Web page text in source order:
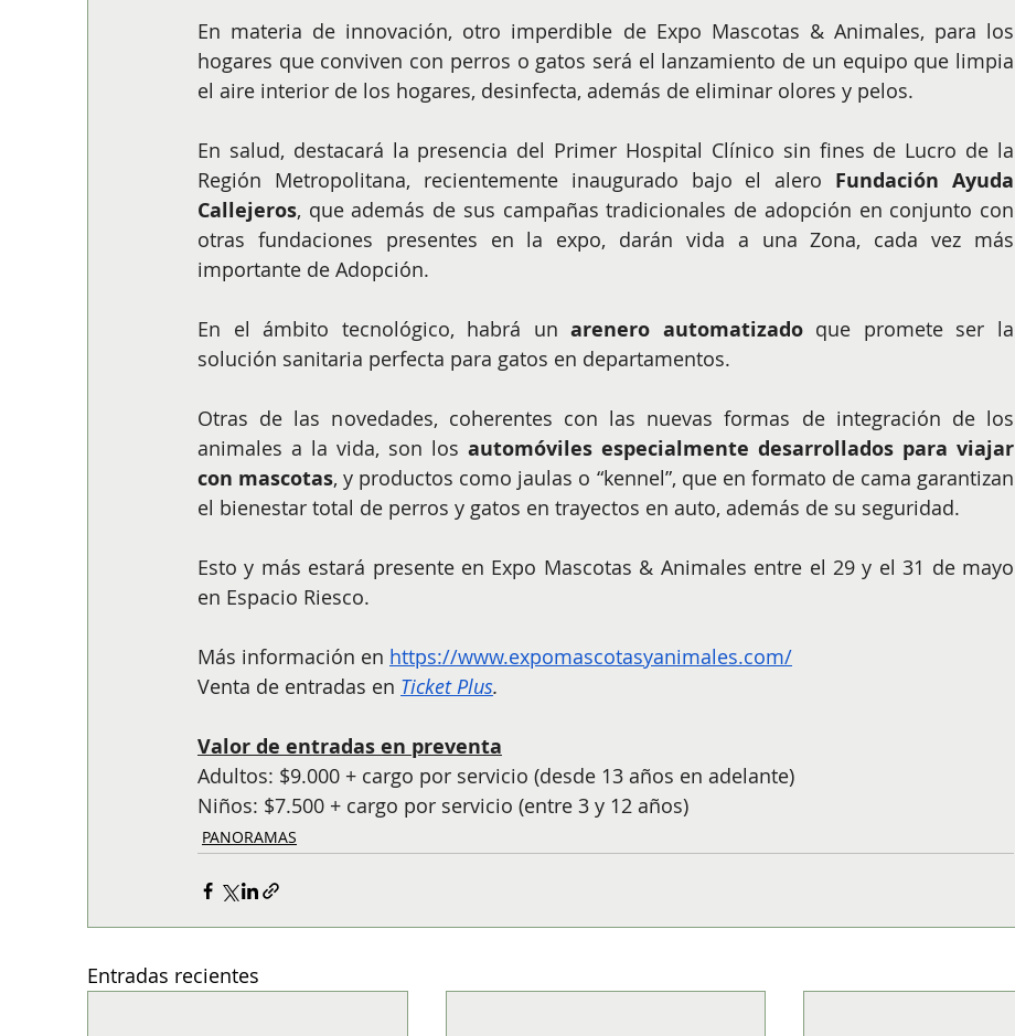
En materia de innovación, otro imperdible de Expo Mascotas & Animales, para los
hogares que conviven con perros o gatos será el lanzamiento de un equipo que limpia
el aire interior de los hogares, desinfecta, además de eliminar olores y pelos.
En salud, destacará la presencia del Primer Hospital Clínico sin fines de Lucro de la
Región Metropolitana, recientemente inaugurado bajo el alero Fundación Ayuda
Callejeros, que además de sus campañas tradicionales de adopción en conjunto con
otras fundaciones presentes en la expo, darán vida a una Zona, cada vez más
importante de Adopción.
En el ámbito tecnológico, habrá un arenero automatizado que promete ser la
solución sanitaria perfecta para gatos en departamentos.
Otras de las novedades, coherentes con las nuevas formas de integración de los
animales a la vida, son los automóviles especialmente desarrollados para viajar
con mascotas, y productos como jaulas o “kennel”, que en formato de cama garantizan
el bienestar total de perros y gatos en trayectos en auto, además de su seguridad.
Esto y más estará presente en Expo Mascotas & Animales entre el 29 y el 31 de mayo
en Espacio Riesco.
Más información en https://www.expomascotasyanimales.com/
Venta de entradas en Ticket Plus.
Valor de entradas en preventa
Adultos: $9.000 + cargo por servicio (desde 13 años en adelante)
Niños: $7.500 + cargo por servicio (entre 3 y 12 años)
PANORAMAS
Entradas recientes